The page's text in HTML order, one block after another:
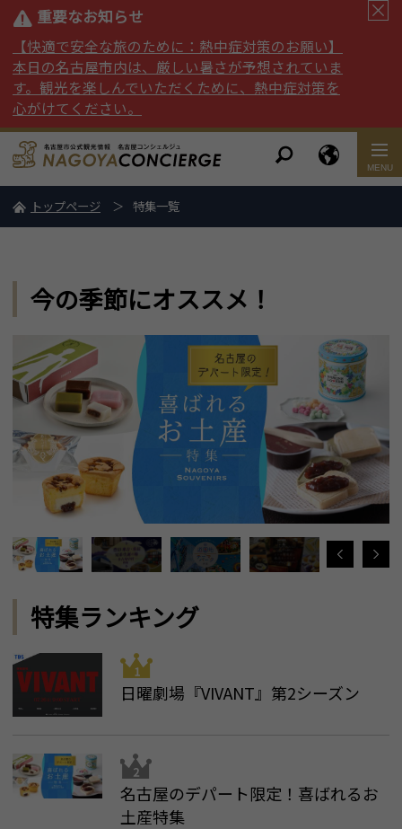
重要なお知らせ
【快適で安全な旅のために：熱中症対策のお願い】
本日の名古屋市内は、厳しい暑さが予想されていま
す。観光を楽しんでいただくために、熱中症対策を
心がけてください。
トップページ 特集一覧
今の季節にオススメ！
特集ランキング
日曜劇場『VIVANT』第2シーズン
名古屋のデパート限定！喜ばれるお
土産特集